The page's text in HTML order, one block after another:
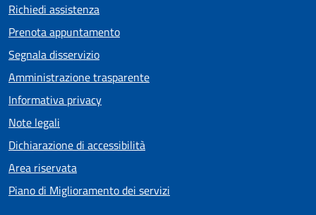
Richiedi assistenza
Prenota appuntamento
Segnala disservizio
Amministrazione trasparente
Informativa privacy
Note legali
Dichiarazione di accessibilità
Area riservata
Piano di Miglioramento dei servizi